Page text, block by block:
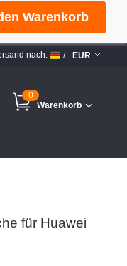
nach: / EUR
0
Warenkorb
für Huawei
Warenkorb